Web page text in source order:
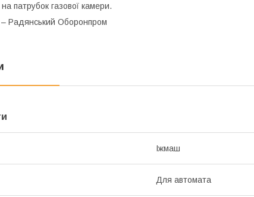
патрубок газової камери.
– Радянський Оборонпром
Іжмаш
Для автомата